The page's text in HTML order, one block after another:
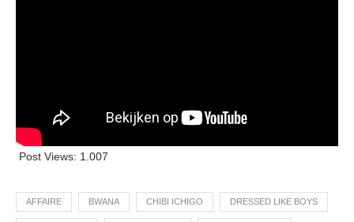
Post Views: 1.007
AFFAIRE BWANA CHIBI ICHIGO DRESSED LIKE BOYS